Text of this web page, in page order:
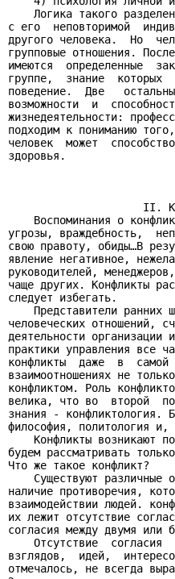
Логика такого
с его  неповторимой
другого человека.  Но
групповые отношения.
имеются  определенные
группе,  знание  которых
поведение.  Две
возможности  и
жизнедеятельности:
подходим к пониманию
человек  может
здоровья.
II.
Воспоминания о
угрозы, враждебность,
свою правоту, обиды…В
явление негативное,
руководителей,
чаще других. Конфликты
следует избегать.
Представители ранних
человеческих отношений,
деятельности
практики управления все
конфликты  даже  в
взаимоотношениях не
конфликтом. Роль
велика, что во  второй
знания - конфликтология.
философия, политология и,
Конфликты возникают
будем рассматривать
Что же такое конфликт?
Существуют различные
наличие противоречия,
взаимодействии людей.
их лежит отсутствие
согласия между двумя или
Отсутствие  согласия
взглядов,  идей,
отмечалось, не всегда